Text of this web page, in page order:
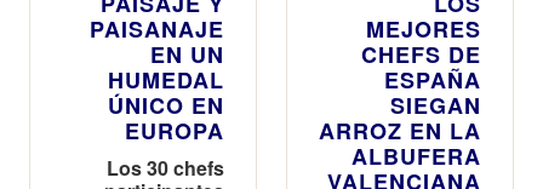
PAISANAJE
EN UN
HUMEDAL
ÚNICO EN
EUROPA
Los 30 chefs
MEJORES
CHEFS DE
ESPAÑA
SIEGAN
ARROZ EN LA
ALBUFERA
VALENCIANA